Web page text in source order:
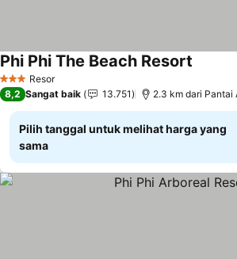
3 BintangResor
Phi Phi The Beach Resort
8,2 Sangat baik 13.751 2.3 km dari Pantai
Pilih tanggal untuk melihat harga yang
sama